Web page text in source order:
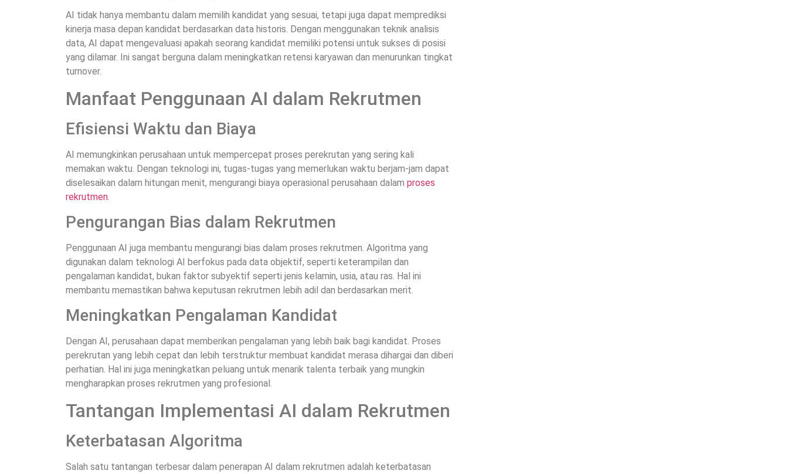
AI tidak hanya membantu dalam memilih kandidat yang sesuai, tetapi juga dapat memprediksi
kinerja masa depan kandidat berdasarkan data historis. Dengan menggunakan teknik analisis
data, AI dapat mengevaluasi apakah seorang kandidat memiliki potensi untuk sukses di posisi
yang dilamar. Ini sangat berguna dalam meningkatkan retensi karyawan dan menurunkan tingkat
turnover.
Manfaat Penggunaan AI dalam Rekrutmen
Efisiensi Waktu dan Biaya
AI memungkinkan perusahaan untuk mempercepat proses perekrutan yang sering kali
memakan waktu. Dengan teknologi ini, tugas-tugas yang memerlukan waktu berjam-jam dapat
diselesaikan dalam hitungan menit, mengurangi biaya operasional perusahaan dalam proses
rekrutmen
Pengurangan Bias dalam Rekrutmen
Penggunaan AI juga membantu mengurangi bias dalam proses rekrutmen. Algoritma yang
digunakan dalam teknologi AI berfokus pada data objektif, seperti keterampilan dan
pengalaman kandidat, bukan faktor subyektif seperti jenis kelamin, usia, atau ras. Hal ini
membantu memastikan bahwa keputusan rekrutmen lebih adil dan berdasarkan merit.
Meningkatkan Pengalaman Kandidat
Dengan AI, perusahaan dapat memberikan pengalaman yang lebih baik bagi kandidat. Proses
perekrutan yang lebih cepat dan lebih terstruktur membuat kandidat merasa dihargai dan diberi
perhatian. Hal ini juga meningkatkan peluang untuk menarik talenta terbaik yang mungkin
mengharapkan proses rekrutmen yang profesional.
Tantangan Implementasi AI dalam Rekrutmen
Keterbatasan Algoritma
Salah satu tantangan terbesar dalam penerapan AI dalam rekrutmen adalah keterbatasan